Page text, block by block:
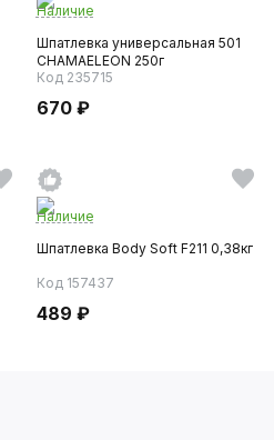
Наличие
Шпатлевка универсальная 501
CHAMAELEON 250г
Код 235715
670 ₽
Наличие
Шпатлевка Body Soft F211 0,38кг
Код 157437
489 ₽